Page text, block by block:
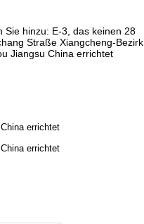
Sie hinzu: E-3, das keinen 28
Straße Xiangcheng-Bezirk
Jiangsu China errichtet
errichtet
errichtet